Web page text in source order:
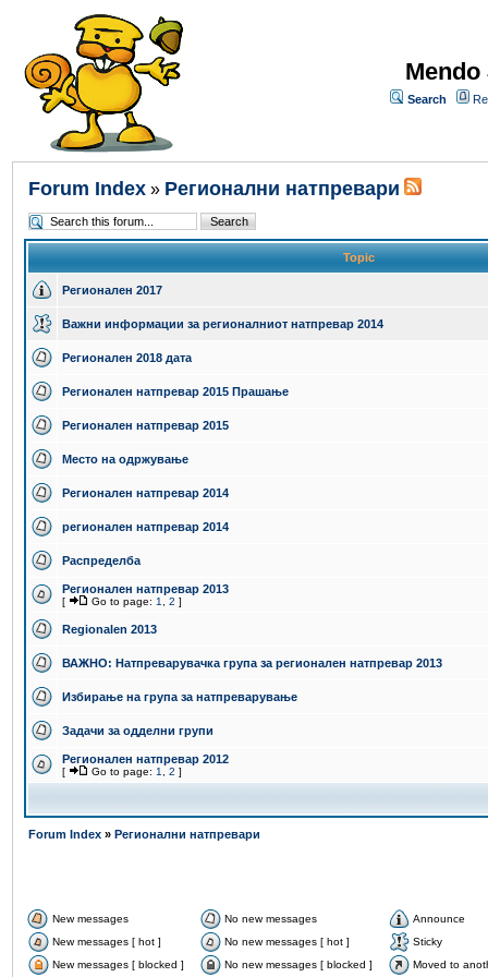
Search
Forum Index » Регионални натпревари
Topic
Регионален 2017
Важни информации за регионалниот натпревар 2014
Регионален 2018 дата
Регионален натпревар 2015 Прашање
Регионален натпревар 2015
Место на одржување
Регионален натпревар 2014
регионален натпревар 2014
Распределба
Регионален натпревар 2013
[ Go to page: 1 2 ]
Regionalen 2013
ВАЖНО: Натпреварувачка група за регионален натпревар 2013
Избирање на група за натпреварување
Задачи за одделни групи
Регионален натпревар 2012
[ Go to page: 1 2 ]
Forum Index » Регионални натпревари
New messages No new messages
Announce
New messages [ hot ]
No new messages [ hot ]
Sticky
New messages [ blocked ]
No new messages [ blocked ] Moved to